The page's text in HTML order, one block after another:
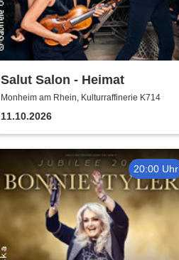
Salut Salon - Heimat
Monheim am Rhein, Kulturraffinerie K714
11.10.2026
20:00 Uhr